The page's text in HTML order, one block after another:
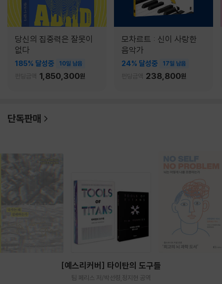
당신의 집중력은 잘못이
없다
185% 달성중 10일 남음
펀딩금액 1,850,300원
모차르트 : 신이 사랑한
음악가
24% 달성중 17일 남음
펀딩금액 238,800원
단독판매
[예스리커버] 타이탄의 도구들
팀 페리스 저/박선령,정지현 공역